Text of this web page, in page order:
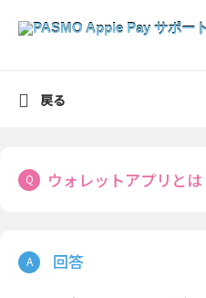
ウォレットアプリとは
戻る